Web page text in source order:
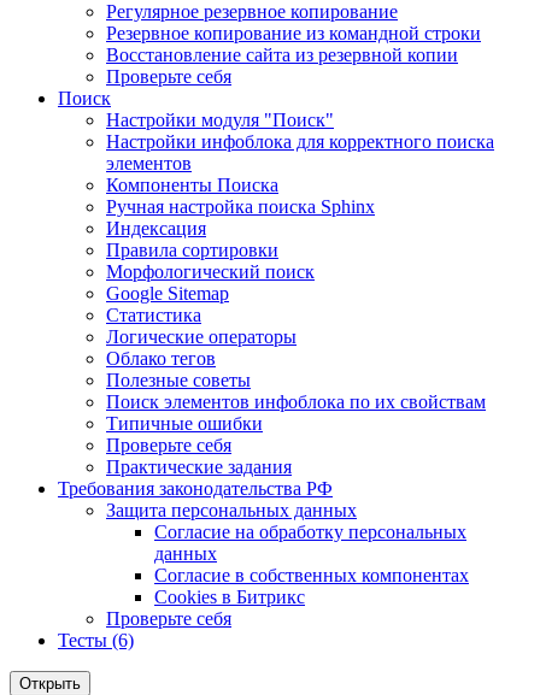
Регулярное резервное копирование
Резервное копирование из командной строки
Восстановление сайта из резервной копии
Проверьте себя
Поиск
Настройки модуля "Поиск"
Настройки инфоблока для корректного поиска
элементов
Компоненты Поиска
Ручная настройка поиска Sphinx
Индексация
Правила сортировки
Морфологический поиск
Google Sitemap
Статистика
Логические операторы
Облако тегов
Полезные советы
Поиск элементов инфоблока по их свойствам
Типичные ошибки
Проверьте себя
Практические задания
Требования законодательства РФ
Защита персональных данных
Согласие на обработку персональных
данных
Согласие в собственных компонентах
Cookies в Битрикс
Проверьте себя
Тесты (6)
Открыть